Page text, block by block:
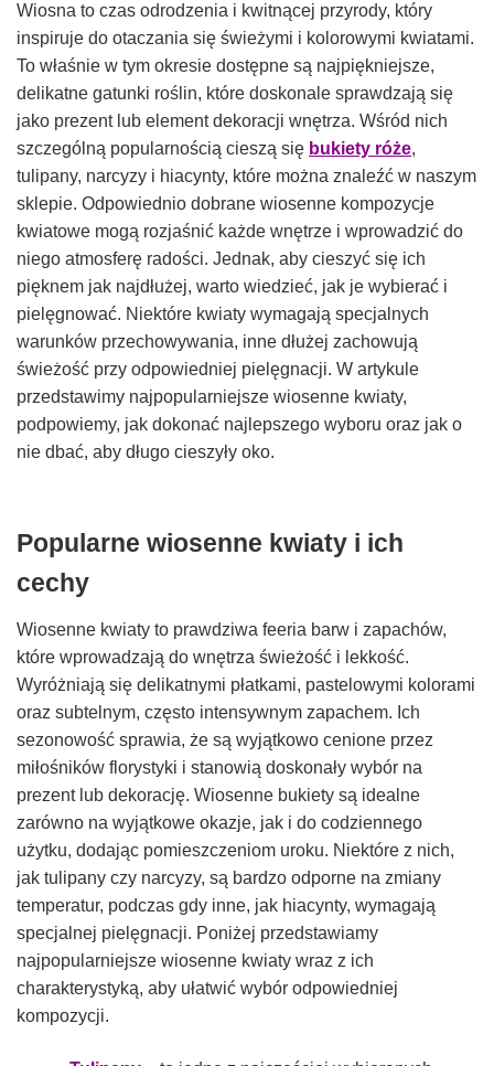
Wiosna to czas odrodzenia i kwitnącej przyrody, który
inspiruje do otaczania się świeżymi i kolorowymi kwiatami.
To właśnie w tym okresie dostępne są najpiękniejsze,
delikatne gatunki roślin, które doskonale sprawdzają się
jako prezent lub element dekoracji wnętrza. Wśród nich
szczególną popularnością cieszą się bukiety róże,
tulipany, narcyzy i hiacynty, które można znaleźć w naszym
sklepie. Odpowiednio dobrane wiosenne kompozycje
kwiatowe mogą rozjaśnić każde wnętrze i wprowadzić do
niego atmosferę radości. Jednak, aby cieszyć się ich
pięknem jak najdłużej, warto wiedzieć, jak je wybierać i
pielęgnować. Niektóre kwiaty wymagają specjalnych
warunków przechowywania, inne dłużej zachowują
świeżość przy odpowiedniej pielęgnacji. W artykule
przedstawimy najpopularniejsze wiosenne kwiaty,
podpowiemy, jak dokonać najlepszego wyboru oraz jak o
nie dbać, aby długo cieszyły oko.
Popularne wiosenne kwiaty i ich
cechy
Wiosenne kwiaty to prawdziwa feeria barw i zapachów,
które wprowadzają do wnętrza świeżość i lekkość.
Wyróżniają się delikatnymi płatkami, pastelowymi kolorami
oraz subtelnym, często intensywnym zapachem. Ich
sezonowość sprawia, że są wyjątkowo cenione przez
miłośników florystyki i stanowią doskonały wybór na
prezent lub dekorację. Wiosenne bukiety są idealne
zarówno na wyjątkowe okazje, jak i do codziennego
użytku, dodając pomieszczeniom uroku. Niektóre z nich,
jak tulipany czy narcyzy, są bardzo odporne na zmiany
temperatur, podczas gdy inne, jak hiacynty, wymagają
specjalnej pielęgnacji. Poniżej przedstawiamy
najpopularniejsze wiosenne kwiaty wraz z ich
charakterystyką, aby ułatwić wybór odpowiedniej
kompozycji.